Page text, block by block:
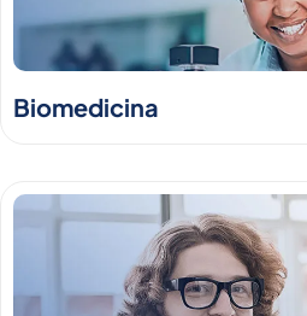
Biomedicina